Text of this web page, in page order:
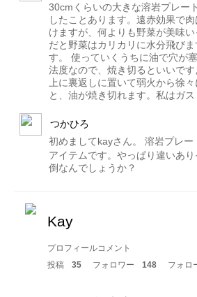
30cmくらいの大きな溶岩プレー
したことあります。遠赤効果で
けますが、何よりも野菜が美味
だと野菜はカリカリに水分飛び
す。 使っていくうちに油で穴が
法度なので、焼き切るといいで
上に裏返しに置いて弱火から徐
と、油が焼き切れます。私はガス
つかひろ
初めましてkayさん。 溶岩プレ
アイテムです。やっぱり違いあ
倒なんでしょうか？
Kay
プロフィールコメント
投稿
35 フォロワー 148 フォロ